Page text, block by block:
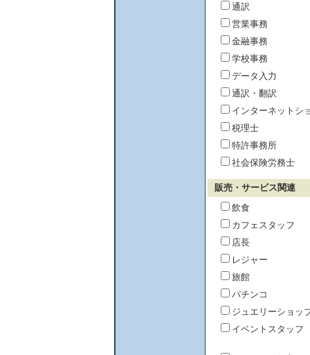
通訳
営業事務
金融事務
学校事務
データ入力
通訳・翻訳
インターネットシ
税理士
特許事務所
社会保険労務士
販売・サービス関連
飲食
カフェスタッフ
店長
レジャー
旅館
パチンコ
ジュエリーショッ
イベントスタッフ